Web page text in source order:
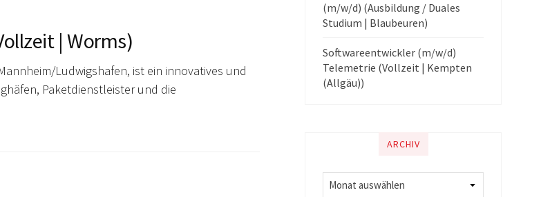
| Worms)
Ludwigshafen, ist ein innovatives und
Paketdienstleister und die
(m/w/d) (Ausbildung / Duales
Studium | Blaubeuren)
Softwareentwickler (m/w/d)
Telemetrie (Vollzeit | Kempten
(Allgäu))
ARCHIV